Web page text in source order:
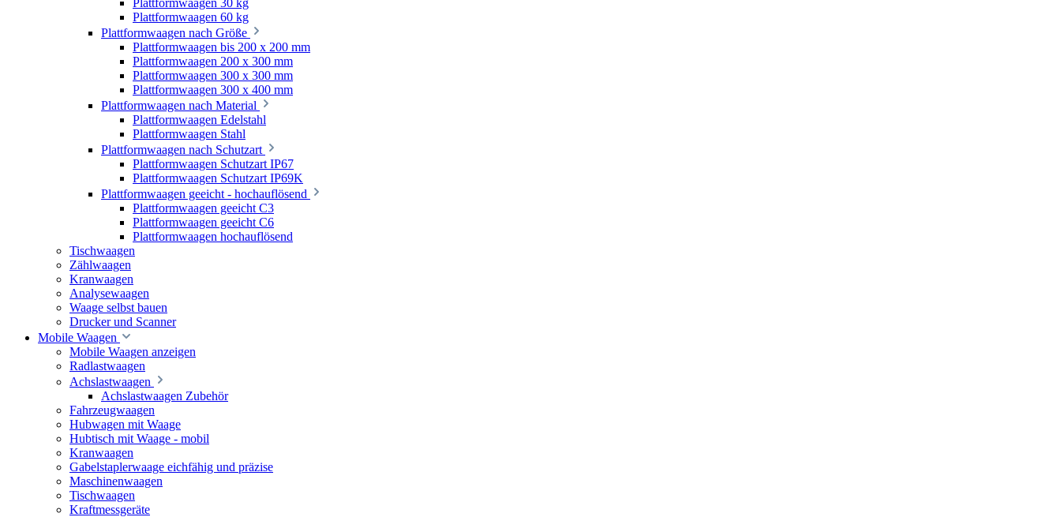
Plattformwaagen 60 kg
Plattformwaagen nach Größe
Plattformwaagen bis 200 x 200 mm
Plattformwaagen 200 x 300 mm
Plattformwaagen 300 x 300 mm
Plattformwaagen 300 x 400 mm
Plattformwaagen nach Material
Plattformwaagen Edelstahl
Plattformwaagen Stahl
Plattformwaagen nach Schutzart
Plattformwaagen Schutzart IP67
Plattformwaagen Schutzart IP69K
Plattformwaagen geeicht - hochauflösend
Plattformwaagen geeicht C3
Plattformwaagen geeicht C6
Plattformwaagen hochauflösend
Tischwaagen
Zählwaagen
Kranwaagen
Analysewaagen
Waage selbst bauen
Drucker und Scanner
Mobile Waagen
Mobile Waagen anzeigen
Radlastwaagen
Achslastwaagen
Achslastwaagen Zubehör
Fahrzeugwaagen
Hubwagen mit Waage
Hubtisch mit Waage - mobil
Kranwaagen
Gabelstaplerwaage eichfähig und präzise
Maschinenwaagen
Tischwaagen
Kraftmessgeräte